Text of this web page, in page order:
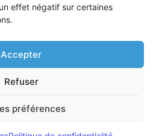
effet négatif sur certaines
Accepter
Refuser
préférences
SUR SEINE
SAINT ROMAIN DE COLBOSC
VILLERS SUR MER